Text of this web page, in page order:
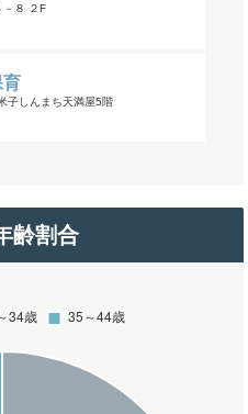
－８ ２F
育
子しんまち天満屋5階
齢割合